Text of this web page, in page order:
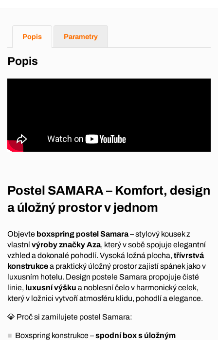
Popis Parametry
Popis
Postel SAMARA – Komfort, design
a úložný prostor v jednom
Objevte boxspring postel Samara– stylový kousek z
vlastnívýroby značky Aza, který v sobě spojuje elegantní
vzhled a dokonalé pohodlí. Vysoká ložná plocha, třívrstvá
konstrukcea praktický úložný prostor zajistí spánek jako v
luxusním hotelu. Design postele Samara propojuje čisté
linie, luxusní výšku a noblesní čelo v harmonický celek,
který v ložnici vytvoří atmosféru klidu, pohodlí a elegance.
💎 Proč si zamilujete postel Samara:
Boxspring konstrukce –spodní box s úložným